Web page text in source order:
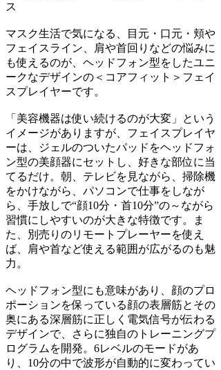
ス
マスク生活で気になる、目元・口元・頬や
フェイスライン、肩や首回りなどの悩みに
も使えるのが、ヘッドフォン型をしたユニ
ークなデザインの＜コアフィット＞フェイ
スプレイヤーです。
「美容機器は使い続けるのが大変」という
イメージがありますが、フェイスプレイヤ
ーは、ジェルのついたパッドをヘッドフォ
ン型の美顔器にセットし、好きな部位に当
てるだけ。朝、テレビを見ながら、掃除機
をかけながら、パソコンで仕事をしなが
ら、手放しで“顔10分・首10分”の～ながら
習慣にしやすいのが大きな特徴です。ま
た、別売りのリモートプレーヤーを使え
ば、肩や首など使える範囲が広がるのも魅
力。
ヘッドフォン型にも意味があり、顔のプロ
ポーションを保っている顔の表層筋とその
奥にある深層筋に正しく電気信号が伝わる
デザインで、さらに独自のトレーニングプ
ログラムを開発。6レベルのモードがあ
り、10分の中で波形が自動的に変わってい